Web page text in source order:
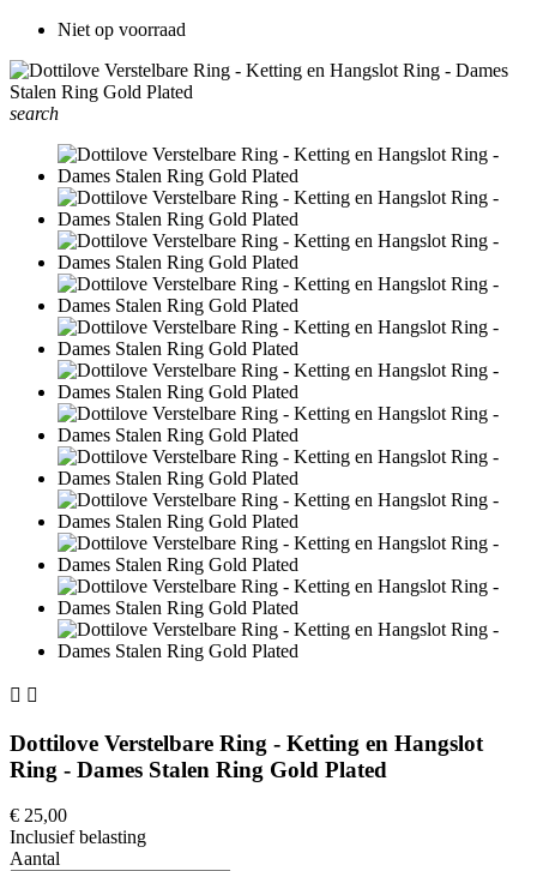
Niet op voorraad
search
 
Dottilove Verstelbare Ring - Ketting en Hangslot
Ring - Dames Stalen Ring Gold Plated
€ 25,00
Inclusief belasting
Aantal